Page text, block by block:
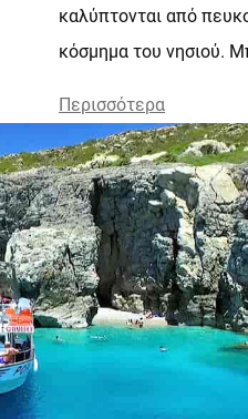
καλύπτονται από
κόσμημα του νησιού.
Περισσότερα